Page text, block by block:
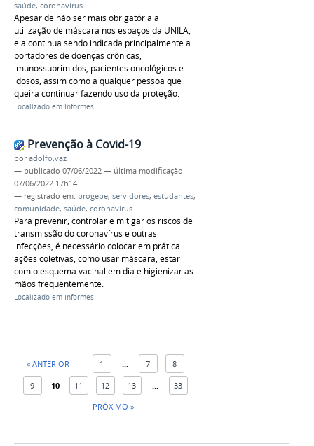
saúde, coronavírus
Apesar de não ser mais obrigatória a
utilização de máscara nos espaços da UNILA,
ela continua sendo indicada principalmente a
portadores de doenças crônicas,
imunossuprimidos, pacientes oncológicos e
idosos, assim como a qualquer pessoa que
queira continuar fazendo uso da proteção.
Localizado em Informes
Prevenção à Covid-19
poradolfo.vaz
— publicado 07/06/2022 — última modificação
07/06/2022 17h14
— registrado em: progepe, servidores, estudantes,
comunidade, saúde, coronavírus
Para prevenir, controlar e mitigar os riscos de
transmissão do coronavírus e outras
infecções, é necessário colocar em prática
ações coletivas, como usar máscara, estar
com o esquema vacinal em dia e higienizar as
mãos frequentemente.
Localizado em Informes
« ANTERIOR 1 7 8
9 10 11 12 13
33
PRÓXIMO »